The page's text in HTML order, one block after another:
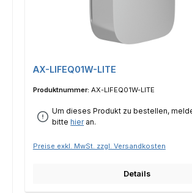
AX-LIFEQ01W-LITE
Produktnummer: AX-LIFEQ01W-LITE
Um dieses Produkt zu bestellen,
bittehieran.
Preise exkl. MwSt. zzgl. Versandkosten
Details